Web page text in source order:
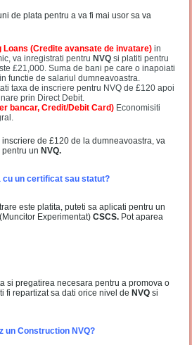
de plata pentru a va fi mai usor sa va
Loans (Credite avansate de invatare)in
va inregistrati pentruNVQ si platiti pentru
£21,000. Suma de bani pe care o inapoiati
functie de salariul dumneavoastra.
taxa de inscriere pentru NVQ de £120 apoi
prin Direct Debit.
bancar, Credit/Debit Card) Economisiti
de £120 de la dumneavoastra, va
pentru unNVQ.
un certificat sau statut?
este platita, puteti sa aplicati pentru un
Experimentat)CSCS. Pot aparea
si pregatirea necesara pentru a promova o
fi repartizat sa dati orice nivel deNVQ si
un Construction NVQ?